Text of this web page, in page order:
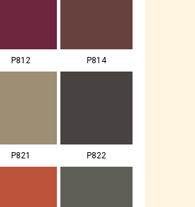
P812 P814
P821 P822